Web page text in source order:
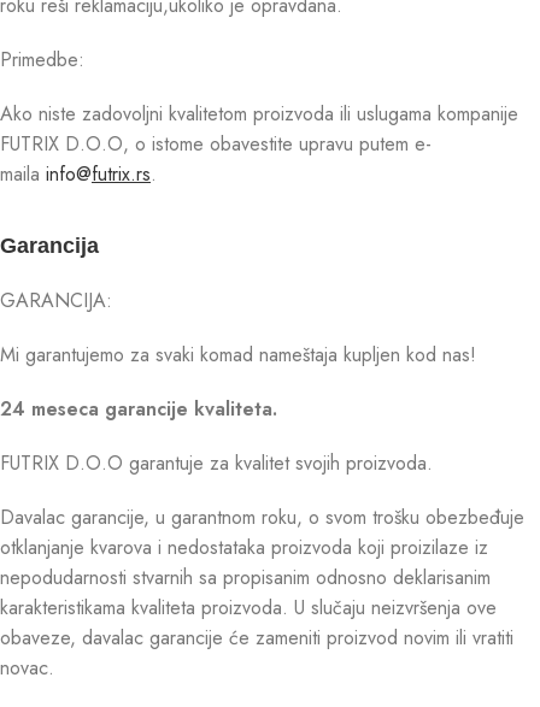
roku reši reklamaciju,ukoliko je opravdana.
Primedbe:
Ako niste zadovoljni kvalitetom proizvoda ili uslugama kompanije
FUTRIX D.O.O, o istome obavestite upravu putem e-
maila info@futrix.rs.
Garancija
GARANCIJA:
Mi garantujemo za svaki komad nameštaja kupljen kod nas!
24 meseca garancije kvaliteta.
FUTRIX D.O.O garantuje za kvalitet svojih proizvoda.
Davalac garancije, u garantnom roku, o svom trošku obezbeđuje
otklanjanje kvarova i nedostataka proizvoda koji proizilaze iz
nepodudarnosti stvarnih sa propisanim odnosno deklarisanim
karakteristikama kvaliteta proizvoda. U slučaju neizvršenja ove
obaveze, davalac garancije će zameniti proizvod novim ili vratiti
novac.